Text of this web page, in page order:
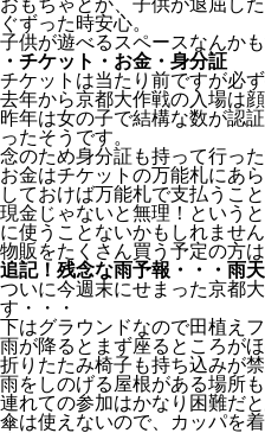
おもちゃとか、子供が退屈し
ぐずった時安心。
子供が遊べるスペースなんか
・チケット・お金・身分証
チケットは当たり前ですが必
去年から京都大作戦の入場は
昨年は女の子で結構な数が認
ったそうです。
念のため身分証も持って行った
お金はチケットの万能札にあ
しておけば万能札で支払うこと
現金じゃないと無理！という
に使うことないかもしれません
物販をたくさん買う予定の方は
追記！残念な雨予報・・・雨
ついに今週末にせまった京都
す・・・
下はグラウンドなので田植え
雨が降るとまず座るところがほ
折りたたみ椅子も持ち込みが
雨をしのげる屋根がある場所
連れての参加はかなり困難だと
傘は使えないので、カッパを